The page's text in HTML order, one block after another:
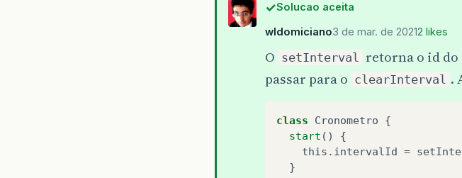
Solucao aceita
wldomiciano3 de mar. de 20212 likes
O setInterval
retorna o id do
passar para o clearInterval .
class Cronometro {
start () {
this . intervalId =
  }